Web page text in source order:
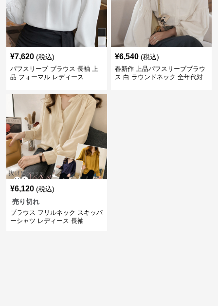
¥7,620 (税込)
パフスリーブ ブラウス 長袖 上
品 フォーマル レディース
¥6,540 (税込)
春新作 上品パフスリーブブラウ
ス 白 ラウンドネック 全年代対
¥6,120 (税込)
売り切れ
ブラウス フリルネック スキッパ
ーシャツ レディース 長袖